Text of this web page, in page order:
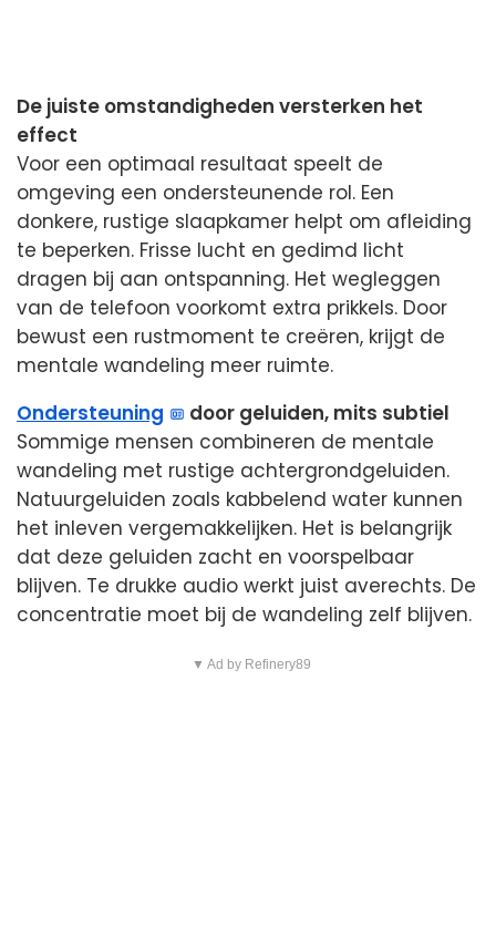
De juiste omstandigheden versterken het
effect
Voor een optimaal resultaat speelt de
omgeving een ondersteunende rol. Een
donkere, rustige slaapkamer helpt om afleiding
te beperken. Frisse lucht en gedimd licht
dragen bij aan ontspanning. Het wegleggen
van de telefoon voorkomt extra prikkels. Door
bewust een rustmoment te creëren, krijgt de
mentale wandeling meer ruimte.
Ondersteuning
door geluiden, mits subtiel
Sommige mensen combineren de mentale
wandeling met rustige achtergrondgeluiden.
Natuurgeluiden zoals kabbelend water kunnen
het inleven vergemakkelijken. Het is belangrijk
dat deze geluiden zacht en voorspelbaar
blijven. Te drukke audio werkt juist averechts. De
concentratie moet bij de wandeling zelf blijven.
▼ Ad by Refinery89